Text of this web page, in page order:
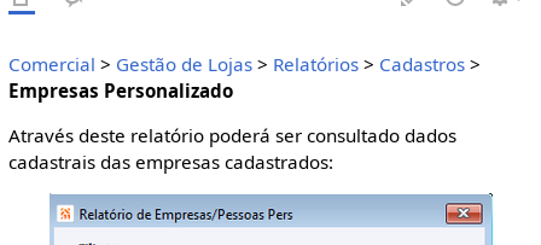
Comercial > Gestão de Lojas> Relatórios> Cadastros>
Empresas Personalizado
Através deste relatório poderá ser consultado dados
cadastrais das empresas cadastrados: